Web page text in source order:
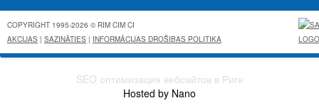
COPYRIGHT 1995-2026 © RIM CIM CI
AKCIJAS | SAZINĀTIES | INFORMĀCIJAS DROŠIBAS POLITIKA
SEO оптимизация вебсайтов в Риге
Hosted by Nano